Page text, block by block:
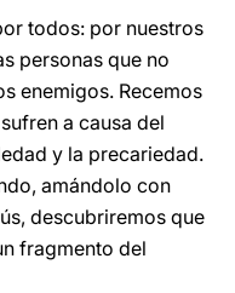
todos: por nuestros
personas que no
enemigos. Recemos
a causa del
y la precariedad.
amándolo con
descubriremos que
fragmento del